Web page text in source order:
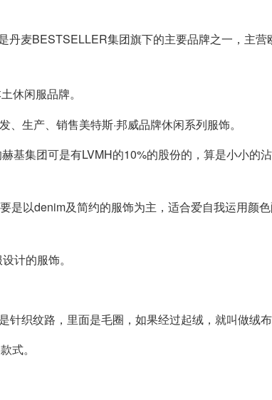
麦BESTSELLER集团旗下的主要品牌之一，主营
休闲服品牌。
生产、销售美特斯·邦威品牌休闲系列服饰。
基集团可是有LVMH的10%的股份的，算是小小的
是以denim及简约的服饰为主，适合爱自我运用颜
计的服饰。
针织纹路，里面是毛圈，如果经过起绒，就叫做绒
式。